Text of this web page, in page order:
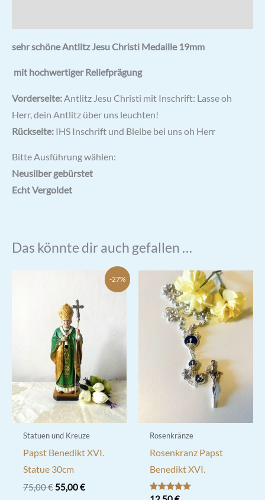
sehr schöne Antlitz Jesu Christi Medaille 19mm
mit hochwertiger Reliefprägung
Vorderseite:Antlitz Jesu Christi mit Inschrift: Lasse oh
Herr, dein Antlitz über uns leuchten!
Rückseite: IHS Inschrift und Bleibe bei uns oh Herr
Bitte Ausführung wählen:
Neusilber gebürstet
Echt Vergoldet
Das könnte dir auch gefallen …
-27%
Statuen und Kreuze
Papst Benedikt XVI.
Statue 30cm
75,00€ Ursprünglicher
55,00€Aktueller
Rosenkränze
Rosenkranz Papst
Benedikt XVI.
Bewertet mit